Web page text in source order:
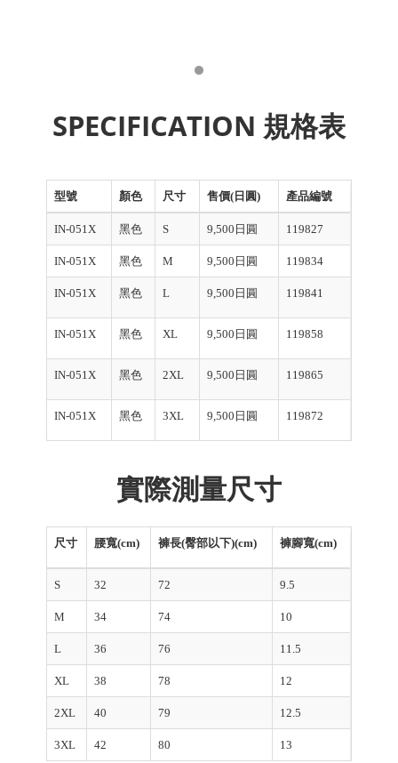
SPECIFICATION 規格表
型號 顏色 尺寸 售價(日圓) 產品編號
IN-051X 黑色 S 9,500日圓 119827
IN-051X 黑色 M 9,500日圓 119834
IN-051X 黑色 L 9,500日圓 119841
IN-051X 黑色 XL 9,500日圓 119858
IN-051X 黑色 2XL 9,500日圓 119865
IN-051X 黑色 3XL 9,500日圓 119872
實際測量尺寸
尺寸 腰寬(cm) 褲長(臀部以下)(cm) 褲腳寬(cm)
S 32 72 9.5
M 34 74 10
L 36 76 11.5
XL 38 78 12
2XL 40 79 12.5
3XL 42 80 13